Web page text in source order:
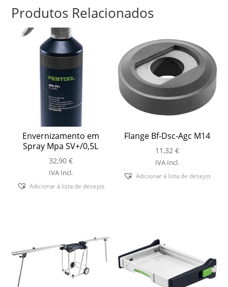
Produtos Relacionados
Envernizamento em
Spray Mpa SV+/0,5L
32,90 €
IVA Incl.
Adicionar á lista de desejos
Flange Bf-Dsc-Agc M14
11,32€
IVA Incl.
Adicionar á lista de desejos